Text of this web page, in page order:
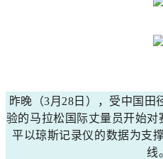
昨晚（3月28日 ）
，受中国田
验的马拉松国际丈量员开始
平以琼斯记录仪的数据为支
线